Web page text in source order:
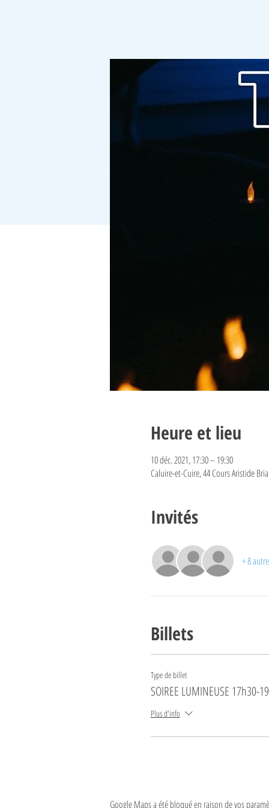
Heure et lieu
10 déc. 2021, 17:30 – 19:30
Caluire-et-Cuire, 44 Cours Aristide
Invités
+ 8
Billets
Type de billet
SOIREE LUMINEUSE 17h30-
Plus d'info
Google Maps a été bloqué en raison de vos